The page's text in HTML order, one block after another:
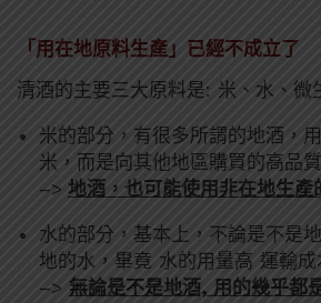
「用在地原料生產」已經不成立了
清酒的主要三大原料是: 米、水、微
米的部分，有很多所謂的地酒，
米，而是向其他地區購買的高品
–> 地酒，也可能使用非在地生產
水的部分，基本上，不論是不是
地的水，畢竟 水的用量高 運輸成
–> 無論是不是地酒, 用的幾乎都